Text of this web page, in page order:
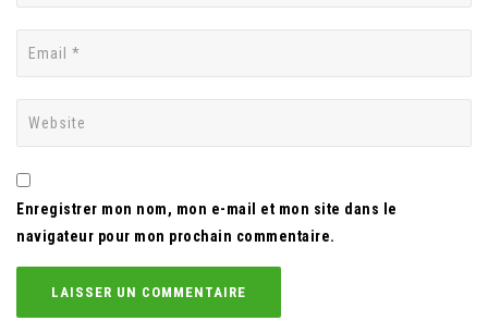
Enregistrer mon nom, mon e-mail et mon site dans le
navigateur pour mon prochain commentaire.